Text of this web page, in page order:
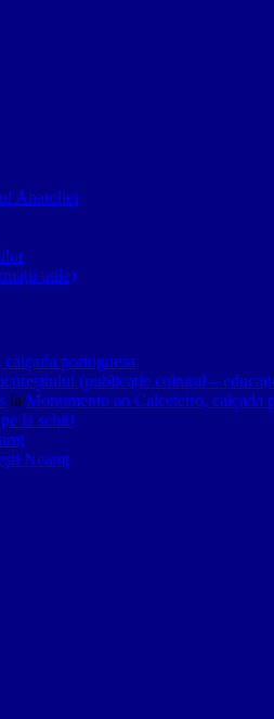
Anatoliei
utile)
portuguesa
(publicație cultural –
la Monumento ao Calceteiro, calçada
la schit!
Neamţ